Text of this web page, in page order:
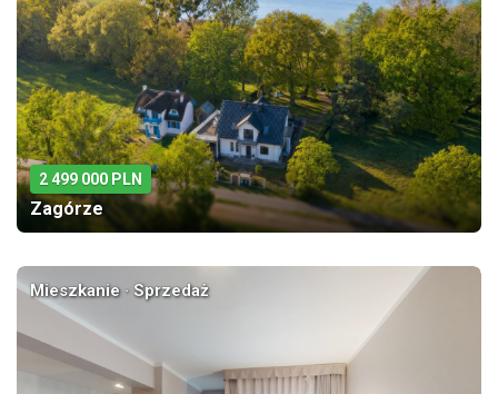
2 499 000 PLN
Zagórze
Mieszkanie · Sprzedaż